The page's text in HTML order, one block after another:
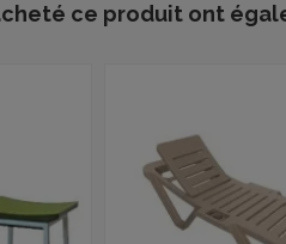
ce produit ont